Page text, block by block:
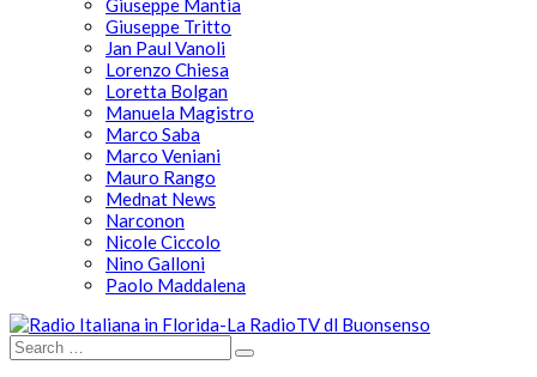
Giuseppe Mantia
Giuseppe Tritto
Jan Paul Vanoli
Lorenzo Chiesa
Loretta Bolgan
Manuela Magistro
Marco Saba
Marco Veniani
Mauro Rango
Mednat News
Narconon
Nicole Ciccolo
Nino Galloni
Paolo Maddalena